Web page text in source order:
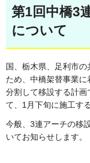
第1回中橋3
について
国、栃木県、足利市
ため、中橋架替事業
分割して移設する計
て、1月下旬に施工す
今般、3連アーチの移
いてお知らせします。